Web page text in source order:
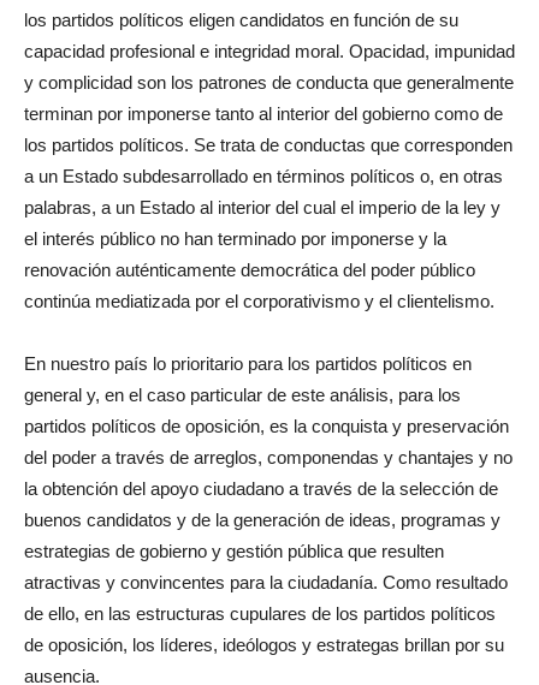
los partidos políticos eligen candidatos en función de su
capacidad profesional e integridad moral. Opacidad, impunidad
y complicidad son los patrones de conducta que generalmente
terminan por imponerse tanto al interior del gobierno como de
los partidos políticos. Se trata de conductas que corresponden
a un Estado subdesarrollado en términos políticos o, en otras
palabras, a un Estado al interior del cual el imperio de la ley y
el interés público no han terminado por imponerse y la
renovación auténticamente democrática del poder público
continúa mediatizada por el corporativismo y el clientelismo.
En nuestro país lo prioritario para los partidos políticos en
general y, en el caso particular de este análisis, para los
partidos políticos de oposición, es la conquista y preservación
del poder a través de arreglos, componendas y chantajes y no
la obtención del apoyo ciudadano a través de la selección de
buenos candidatos y de la generación de ideas, programas y
estrategias de gobierno y gestión pública que resulten
atractivas y convincentes para la ciudadanía. Como resultado
de ello, en las estructuras cupulares de los partidos políticos
de oposición, los líderes, ideólogos y estrategas brillan por su
ausencia.